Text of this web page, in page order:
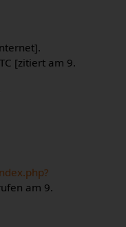
[zitiert am 9.
am 9.